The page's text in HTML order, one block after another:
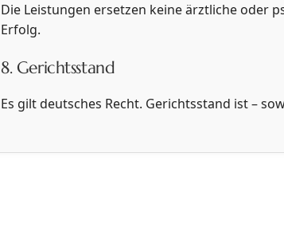
Die Leistungen ersetzen keine ärztliche oder
Erfolg.
8. Gerichtsstand
Es gilt deutsches Recht. Gerichtsstand ist –